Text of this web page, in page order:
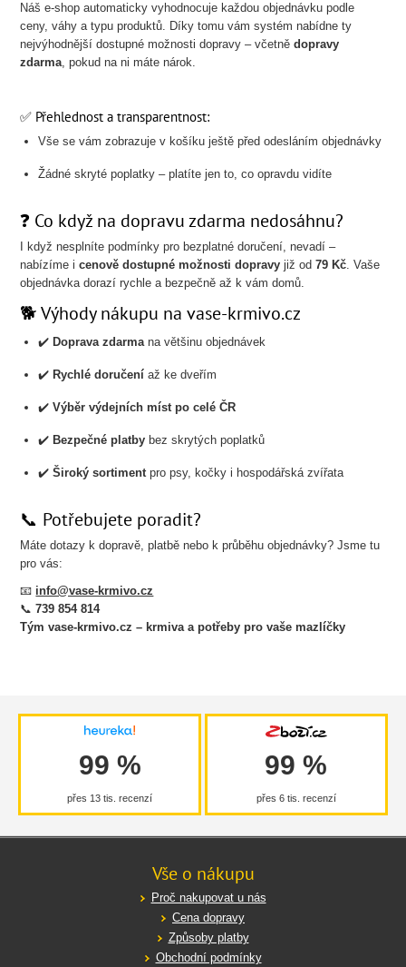
Náš e-shop automaticky vyhodnocuje každou objednávku podle
ceny, váhy a typu produktů. Díky tomu vám systém nabídne ty
nejvýhodnější dostupné možnosti dopravy – včetnědopravy
zdarma , pokud na ni máte nárok.
✅ Přehlednost a transparentnost:
Vše se vám zobrazuje v košíku ještě před odesláním objednávky
Žádné skryté poplatky – platíte jen to, co opravdu vidíte
❓ Co když na dopravu zdarma nedosáhnu?
I když nesplníte podmínky pro bezplatné doručení, nevadí –
nabízíme icenově dostupné možnosti dopravy již od79 Kč . Vaše
objednávka dorazí rychle a bezpečně až k vám domů.
🐕 Výhody nákupu na vase-krmivo.cz
✔️ Doprava zdarma na většinu objednávek
✔️ Rychlé doručení až ke dveřím
✔️Výběr výdejních míst po celé ČR
✔️ Bezpečné platby bez skrytých poplatků
✔️Široký sortiment pro psy, kočky i hospodářská zvířata
📞 Potřebujete poradit?
Máte dotazy k dopravě, platbě nebo k průběhu objednávky? Jsme tu
pro vás:
📧 info@vase-krmivo.cz
📞739 854 814
Tým vase-krmivo.cz – krmiva a potřeby pro vaše mazlíčky
99 %
přes 13 tis. recenzí
99 %
přes 6 tis. recenzí
Vše o nákupu
Proč nakupovat u nás
Cena dopravy
Způsoby platby
Obchodní podmínky